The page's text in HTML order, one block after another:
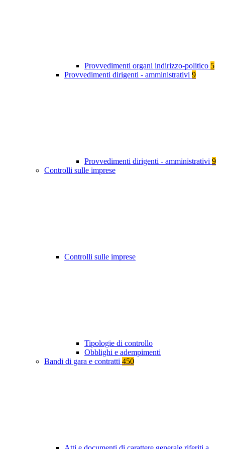
Provvedimenti organi indirizzo-politico 5
Provvedimenti dirigenti - amministrativi 9
Provvedimenti dirigenti - amministrativi 9
Controlli sulle imprese
Controlli sulle imprese
Tipologie di controllo
Obblighi e adempimenti
Bandi di gara e contratti 450